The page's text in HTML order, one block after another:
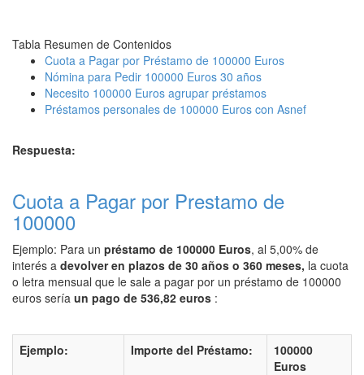
Tabla Resumen de Contenidos
Cuota a Pagar por Préstamo de 100000 Euros
Nómina para Pedir 100000 Euros 30 años
Necesito 100000 Euros agrupar préstamos
Préstamos personales de 100000 Euros con Asnef
Respuesta:
Cuota a Pagar por Prestamo de
100000
Ejemplo: Para un préstamo de 100000 Euros, al 5,00% de
interés a devolver en plazos de 30 años o 360 meses, la cuota
o letra mensual que le sale a pagar por un préstamo de 100000
euros sería un pago de 536,82 euros :
Ejemplo: Importe del Préstamo:
100000
Euros